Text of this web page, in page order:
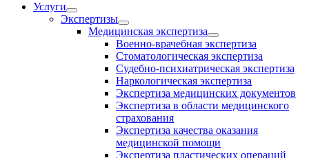
Услуги
Экспертизы
Медицинская экспертиза
Военно-врачебная экспертиза
Стоматологическая экспертиза
Судебно-психиатрическая экспертиза
Наркологическая экспертиза
Экспертиза медицинских документов
Экспертиза в области медицинского
страхования
Экспертиза качества оказания
медицинской помощи
Экспертиза пластических операций